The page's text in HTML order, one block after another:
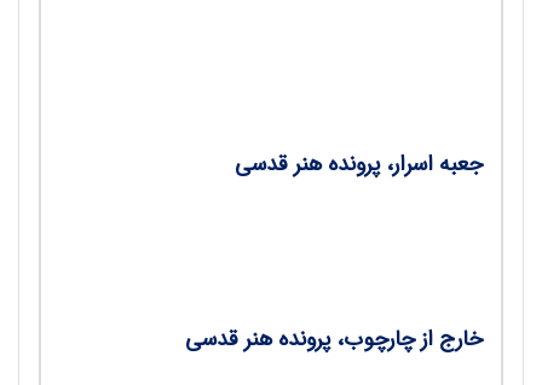
جعبه اسرار، پرونده هنر قدسی
خارج از چارچوب، پرونده هنر قدسی